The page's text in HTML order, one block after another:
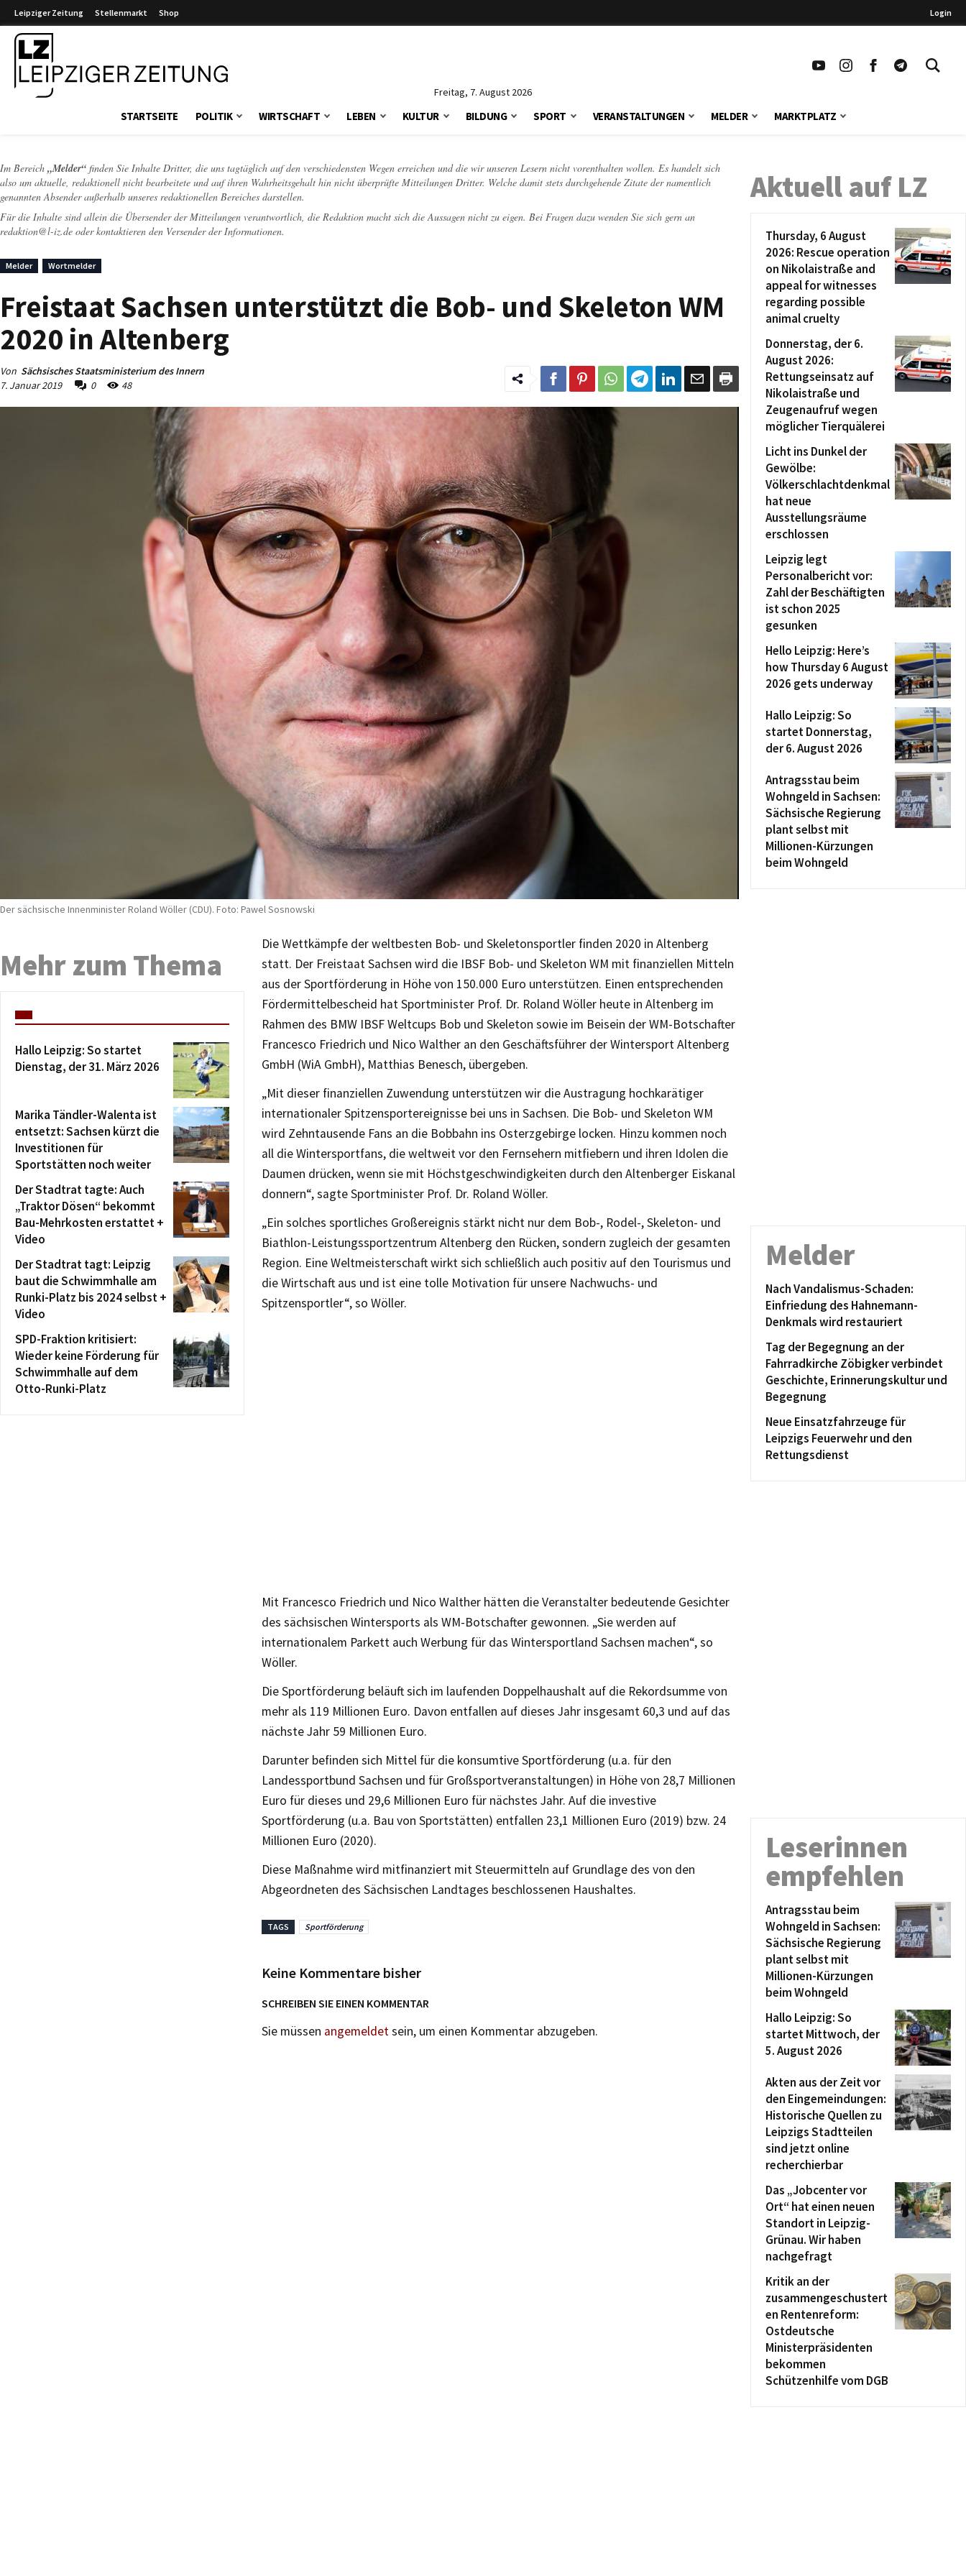
Leipziger Zeitung Stellenmarkt Shop Login
Freitag, 7. August 2026
STARTSEITE POLITIK WIRTSCHAFT LEBEN KULTUR BILDUNG SPORT VERANSTALTUNGEN MELDER MARKTPLATZ
Im Bereich „Melder“ finden Sie Inhalte Dritter, die uns tagtäglich auf den verschiedensten Wegen erreichen und die wir unseren Lesern nicht vorenthalten wollen. Es handelt sich
also um aktuelle, redaktionell nicht bearbeitete und auf ihren Wahrheitsgehalt hin nicht überprüfte Mitteilungen Dritter. Welche damit stets durchgehende Zitate der namentlich
genannten Absender außerhalb unseres redaktionellen Bereiches darstellen.
Für die Inhalte sind allein die Übersender der Mitteilungen verantwortlich, die Redaktion macht sich die Aussagen nicht zu eigen. Bei Fragen dazu wenden Sie sich gern an
redaktion@l-iz.de oder kontaktieren den Versender der Informationen.
Melder Wortmelder
Freistaat Sachsen unterstützt die Bob- und Skeleton WM
2020 in Altenberg
Von Sächsisches Staatsministerium des Innern
7. Januar 2019
0 48
Der sächsische Innenminister Roland Wöller (CDU). Foto: Pawel Sosnowski
Die Wettkämpfe der weltbesten Bob- und Skeletonsportler finden 2020 in Altenberg
statt. Der Freistaat Sachsen wird die IBSF Bob- und Skeleton WM mit finanziellen Mitteln
aus der Sportförderung in Höhe von 150.000 Euro unterstützen. Einen entsprechenden
Fördermittelbescheid hat Sportminister Prof. Dr. Roland Wöller heute in Altenberg im
Rahmen des BMW IBSF Weltcups Bob und Skeleton sowie im Beisein der WM-Botschafter
Francesco Friedrich und Nico Walther an den Geschäftsführer der Wintersport Altenberg
GmbH (WiA GmbH), Matthias Benesch, übergeben.
„Mit dieser finanziellen Zuwendung unterstützen wir die Austragung hochkarätiger
internationaler Spitzensportereignisse bei uns in Sachsen. Die Bob- und Skeleton WM
wird Zehntausende Fans an die Bobbahn ins Osterzgebirge locken. Hinzu kommen noch
all die Wintersportfans, die weltweit vor den Fernsehern mitfiebern und ihren Idolen die
Daumen drücken, wenn sie mit Höchstgeschwindigkeiten durch den Altenberger Eiskanal
donnern“, sagte Sportminister Prof. Dr. Roland Wöller.
„Ein solches sportliches Großereignis stärkt nicht nur dem Bob-, Rodel-, Skeleton- und
Biathlon-Leistungssportzentrum Altenberg den Rücken, sondern zugleich der gesamten
Region. Eine Weltmeisterschaft wirkt sich schließlich auch positiv auf den Tourismus und
die Wirtschaft aus und ist eine tolle Motivation für unsere Nachwuchs- und
Spitzensportler“, so Wöller.
Mit Francesco Friedrich und Nico Walther hätten die Veranstalter bedeutende Gesichter
des sächsischen Wintersports als WM-Botschafter gewonnen. „Sie werden auf
internationalem Parkett auch Werbung für das Wintersportland Sachsen machen“, so
Wöller.
Die Sportförderung beläuft sich im laufenden Doppelhaushalt auf die Rekordsumme von
mehr als 119 Millionen Euro. Davon entfallen auf dieses Jahr insgesamt 60,3 und auf das
nächste Jahr 59 Millionen Euro.
Darunter befinden sich Mittel für die konsumtive Sportförderung (u.a. für den
Landessportbund Sachsen und für Großsportveranstaltungen) in Höhe von 28,7 Millionen
Euro für dieses und 29,6 Millionen Euro für nächstes Jahr. Auf die investive
Sportförderung (u.a. Bau von Sportstätten) entfallen 23,1 Millionen Euro (2019) bzw. 24
Millionen Euro (2020).
Diese Maßnahme wird mitfinanziert mit Steuermitteln auf Grundlage des von den
Abgeordneten des Sächsischen Landtages beschlossenen Haushaltes.
TAGS Sportförderung
Keine Kommentare bisher
SCHREIBEN SIE EINEN KOMMENTAR
Sie müssen angemeldetsein, um einen Kommentar abzugeben.
Mehr zum Thema
Hallo Leipzig: So startet
Dienstag, der 31. März 2026
Marika Tändler-Walenta ist
entsetzt: Sachsen kürzt die
Investitionen für
Sportstätten noch weiter
Der Stadtrat tagte: Auch
„Traktor Dösen“ bekommt
Bau-Mehrkosten erstattet +
Video
Der Stadtrat tagt: Leipzig
baut die Schwimmhalle am
Runki-Platz bis 2024 selbst +
Video
SPD-Fraktion kritisiert:
Wieder keine Förderung für
Schwimmhalle auf dem
Otto-Runki-Platz
Aktuell auf LZ
Thursday, 6 August
2026: Rescue operation
on Nikolaistraße and
appeal for witnesses
regarding possible
animal cruelty
Donnerstag, der 6.
August 2026:
Rettungseinsatz auf
Nikolaistraße und
Zeugenaufruf wegen
möglicher Tierquälerei
Licht ins Dunkel der
Gewölbe:
Völkerschlachtdenkmal
hat neue
Ausstellungsräume
erschlossen
Leipzig legt
Personalbericht vor:
Zahl der Beschäftigten
ist schon 2025
gesunken
Hello Leipzig: Here’s
how Thursday 6 August
2026 gets underway
Hallo Leipzig: So
startet Donnerstag,
der 6. August 2026
Antragsstau beim
Wohngeld in Sachsen:
Sächsische Regierung
plant selbst mit
Millionen-Kürzungen
beim Wohngeld
Melder
Nach Vandalismus-Schaden:
Einfriedung des Hahnemann-
Denkmals wird restauriert
Tag der Begegnung an der
Fahrradkirche Zöbigker verbindet
Geschichte, Erinnerungskultur und
Begegnung
Neue Einsatzfahrzeuge für
Leipzigs Feuerwehr und den
Rettungsdienst
Leserinnen
empfehlen
Antragsstau beim
Wohngeld in Sachsen:
Sächsische Regierung
plant selbst mit
Millionen-Kürzungen
beim Wohngeld
Hallo Leipzig: So
startet Mittwoch, der
5. August 2026
Akten aus der Zeit vor
den Eingemeindungen:
Historische Quellen zu
Leipzigs Stadtteilen
sind jetzt online
recherchierbar
Das „Jobcenter vor
Ort“ hat einen neuen
Standort in Leipzig-
Grünau. Wir haben
nachgefragt
Kritik an der
zusammengeschustert
en Rentenreform:
Ostdeutsche
Ministerpräsidenten
bekommen
Schützenhilfe vom DGB